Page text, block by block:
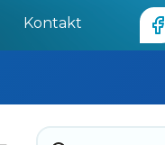
Kontakt